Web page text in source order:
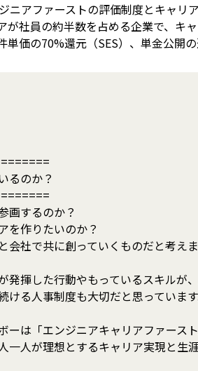
ニアファーストの評価制度とキャリ
が社員の約半数を占める企業で、キ
単価の70%還元（SES）、単金公開
るのか？
画するのか？
を作りたいのか？
会社で共に創っていくものだと考えま
発揮した行動やもっているスキルが
ける人事制度も大切だと思っています
ーは「エンジニアキャリアファース
一人が理想とするキャリア実現と生